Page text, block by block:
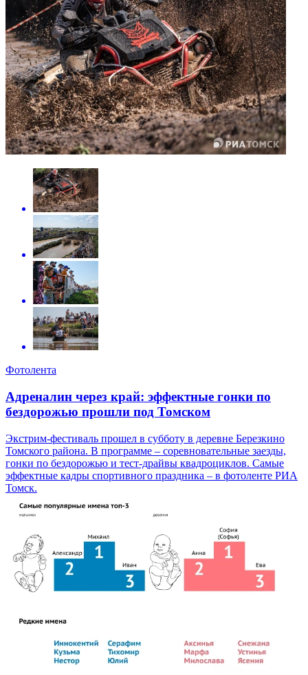
Фотолента
Адреналин через край: эффектные гонки по
бездорожью прошли под Томском
Экстрим-фестиваль прошел в субботу в деревне Березкино
Томского района. В программе – соревновательные заезды,
гонки по бездорожью и тест-драйвы квадроциклов. Самые
эффектные кадры спортивного праздника – в фотоленте РИА
Томск.